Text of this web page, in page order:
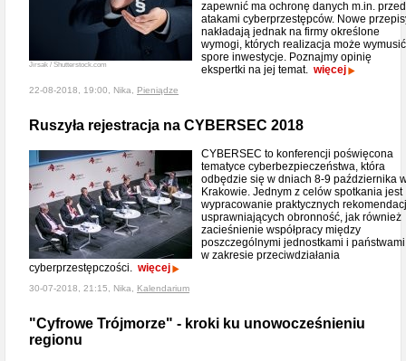
Jirsak / Shutterstock.com
zapewnić ma ochronę danych m.in. przed
atakami cyberprzestępców. Nowe
nakładają jednak na firmy określone
wymogi, których realizacja może wymusić
spore inwestycje. Poznajmy opinię
ekspertki na jej temat. więcej
22-08-2018, 19:00, Nika, Pieniądze
Ruszyła rejestracja na CYBERSEC 2018
CYBERSEC to konferencji poświęcona
tematyce cyberbezpieczeństwa, która
odbędzie się w dniach 8-9 października
Krakowie. Jednym z celów spotkania jest
wypracowanie praktycznych
usprawniających obronność, jak również
zacieśnienie współpracy między
poszczególnymi jednostkami i państwami
w zakresie przeciwdziałania
cyberprzestępczości. więcej
30-07-2018, 21:15, Nika, Kalendarium
"Cyfrowe Trójmorze" - kroki ku unowocześnieniu
regionu